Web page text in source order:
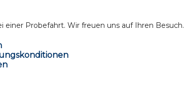
Probefahrt. Wir freuen uns auf Ihren Besuch.